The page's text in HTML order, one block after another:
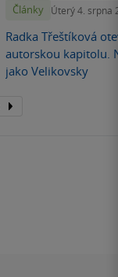
Články Úterý 4. srpna
Radka Třeštíková
autorskou kapitolu.
jako Velikovsky